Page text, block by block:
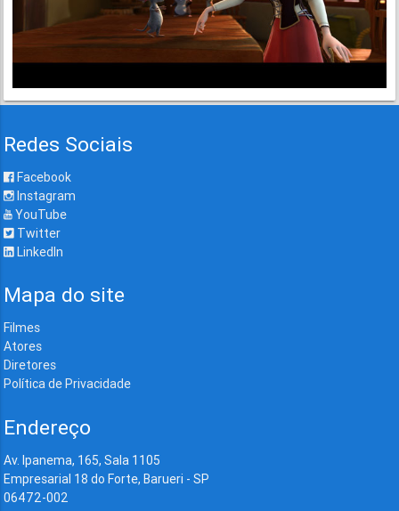
Redes Sociais
Facebook
Instagram
YouTube
Twitter
LinkedIn
Mapa do site
Filmes
Atores
Diretores
Política de Privacidade
Endereço
Av. Ipanema, 165, Sala 1105
Empresarial 18 do Forte, Barueri - SP
06472-002